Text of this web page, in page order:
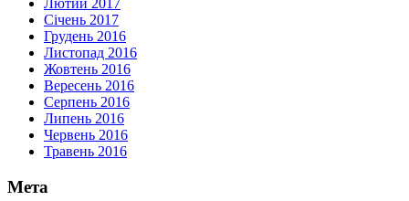
Лютий 2017
Січень 2017
Грудень 2016
Листопад 2016
Жовтень 2016
Вересень 2016
Серпень 2016
Липень 2016
Червень 2016
Травень 2016
Мета